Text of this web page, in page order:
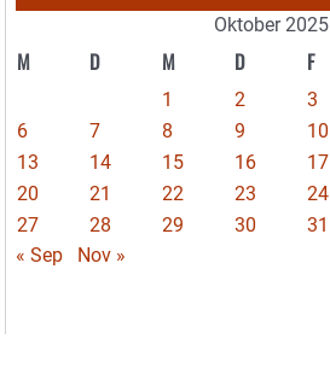
Oktober 2025
M D M D F
1 2 3
6
7 8 9 10
13
14 15 16 17
20
21 22 23 24
27
28 29 30
31
« Sep
Nov »